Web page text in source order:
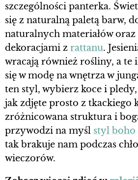
szczególności panterka.
się z naturalną paletą barw,
naturalnych materiałów
dekoracjami z rattanu.
wracają również rośliny, a te
się w modę na wnętrza w
ten styl, wybierz koce i
jak zdjęte prosto z tkackiego
zróżnicowana struktura i
przywodzi na myśl styl boho
tak brakuje nam podczas
wieczorów.